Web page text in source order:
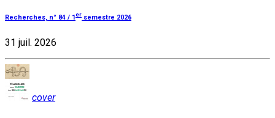
Recherches, n° 84 / 1 er semestre 2026
31 juil. 2026
cover